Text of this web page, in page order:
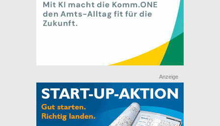
Anzeige